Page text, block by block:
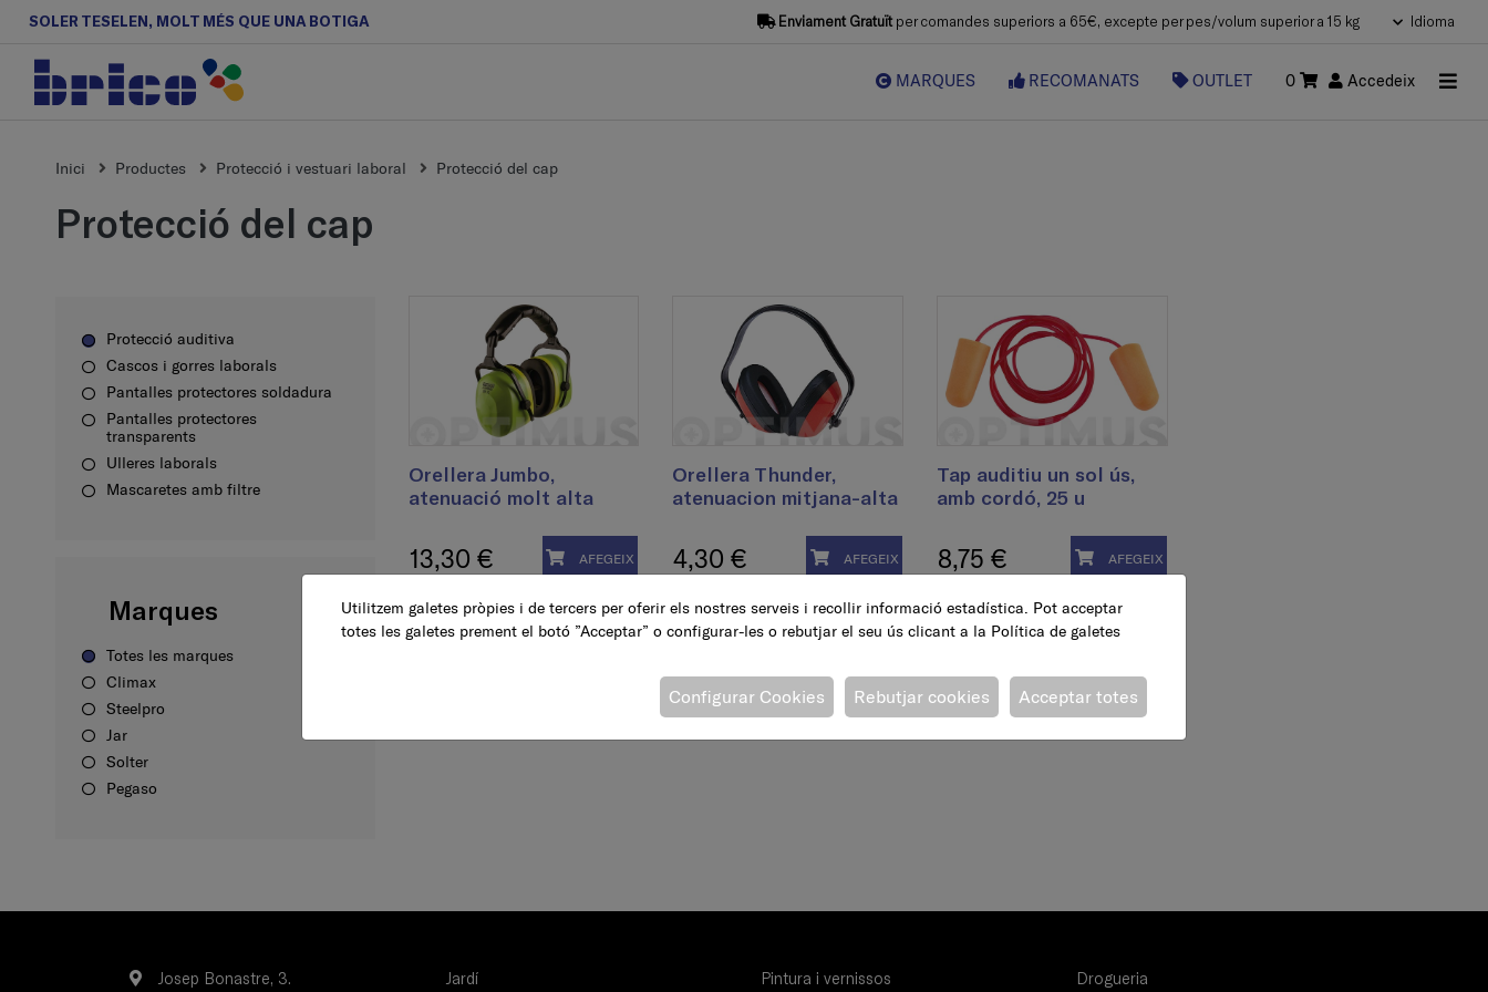
SOLER TESELEN, MOLT MÉS QUE UNA BOTIGA Enviament Gratuïtper comandes superiors a 65€, excepte per pes/volum superior a 15 kg Idioma
MARQUES RECOMANATS OUTLET 0 Accedeix
Inici Productes Protecció i vestuari laboral Protecció del cap
Protecció del cap
Protecció auditiva
Cascos i gorres laborals
Pantalles protectores soldadura
Pantalles protectores
transparents
Ulleres laborals
Mascaretes amb filtre
Marques
Totes les marques
Climax
Steelpro
Jar
Solter
Pegaso
Orellera Jumbo,
atenuació molt alta
13,30 € AFEGEIX
Orellera Thunder,
atenuacion mitjana-alta
4,30 € AFEGEIX
Tap auditiu un sol ús,
amb cordó, 25 u
8,75 € AFEGEIX
Josep Bonastre, 3.
Jardí Pintura i vernissos Drogueria
Utilitzem galetes pròpies i de tercers per oferir els nostres serveis i recollir informació estadística. Pot acceptar
totes les galetes prement el botó ”Acceptar” o configurar-les o rebutjar el seu ús clicant a la Política de galetes
Acceptar totes
Rebutjar cookies
Configurar Cookies